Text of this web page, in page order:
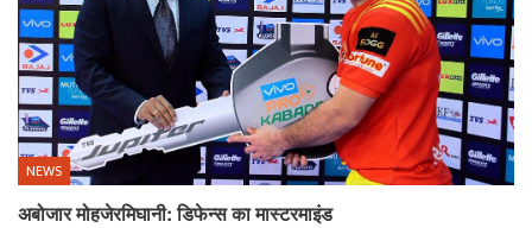
NEWS
अबोजार मोहजेरमिघानी: डिफेन्स का मास्टरमाइंड